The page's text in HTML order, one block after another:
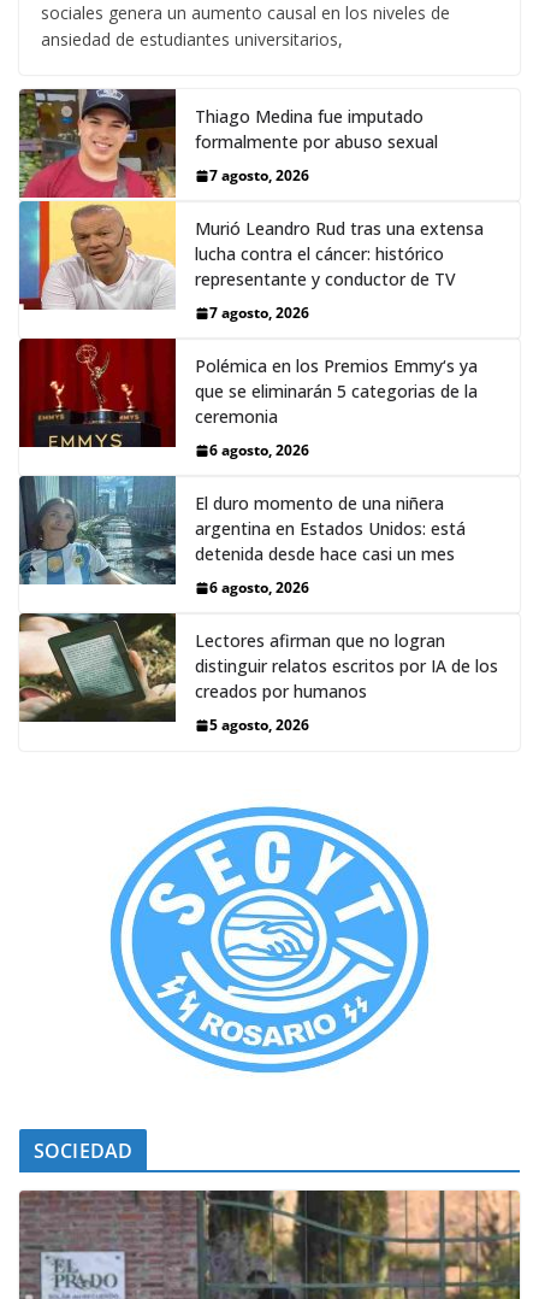
sociales genera un aumento causal en los niveles de
ansiedad de estudiantes universitarios,
Thiago Medina fue imputado
formalmente por abuso sexual
7 agosto, 2026
Murió Leandro Rud tras una extensa
lucha contra el cáncer: histórico
representante y conductor de TV
7 agosto, 2026
Polémica en los Premios Emmy‘s ya
que se eliminarán 5 categorias de la
ceremonia
6 agosto, 2026
El duro momento de una niñera
argentina en Estados Unidos: está
detenida desde hace casi un mes
6 agosto, 2026
Lectores afirman que no logran
distinguir relatos escritos por IA de los
creados por humanos
5 agosto, 2026
SOCIEDAD